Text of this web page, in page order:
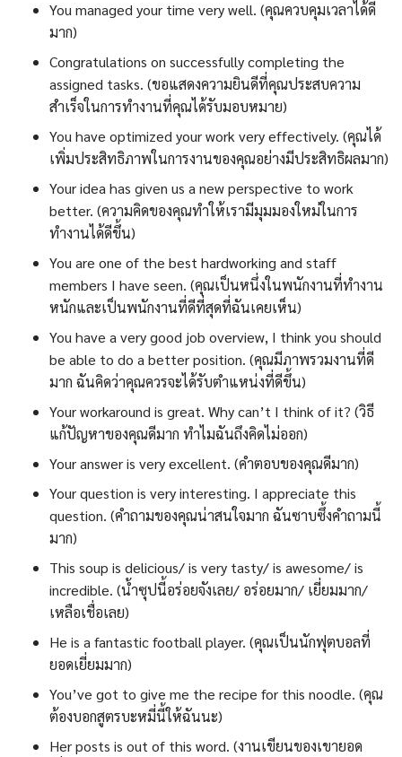
You managed your time very well. (คุณควบคุมเวลาได้ดี
มาก)
Congratulations on successfully completing the
assigned tasks. (ขอแสดงความยินดีที่คุณประสบความ
สำเร็จในการทำงานที่คุณได้รับมอบหมาย)
You have optimized your work very effectively. (คุณได้
เพิ่มประสิทธิภาพในการงานของคุณอย่างมีประสิทธิผลมาก)
Your idea has given us a new perspective to work
better. (ความคิดของคุณทำให้เรามีมุมมองใหม่ในการ
ทำงานได้ดีขึ้น)
You are one of the best hardworking and staff
members I have seen. (คุณเป็นหนึ่งในพนักงานที่ทำงาน
หนักและเป็นพนักงานที่ดีที่สุดที่ฉันเคยเห็น)
You have a very good job overview, I think you should
be able to do a better position. (คุณมีภาพรวมงานที่ดี
มาก ฉันคิดว่าคุณควรจะได้รับตำแหน่งที่ดีขึ้น)
Your workaround is great. Why can’t I think of it? (วิธี
แก้ปัญหาของคุณดีมาก ทำไมฉันถึงคิดไม่ออก)
Your answer is very excellent. (คำตอบของคุณดีมาก)
Your question is very interesting. I appreciate this
question. (คำถามของคุณน่าสนใจมาก ฉันซาบซึ้งคำถามนี้
มาก)
This soup is delicious/ is very tasty/ is awesome/ is
incredible. (น้ำซุปนี้อร่อยจังเลย/ อร่อยมาก/ เยี่ยมมาก/
เหลือเชื่อเลย)
He is a fantastic football player. (คุณเป็นนักฟุตบอลที่
ยอดเยี่ยมมาก)
You’ve got to give me the recipe for this noodle. (คุณ
ต้องบอกสูตรบะหมี่นี้ให้ฉันนะ)
Her posts is out of this word. (งานเขียนของเขายอด